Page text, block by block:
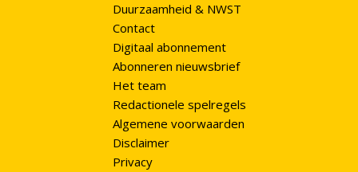
Duurzaamheid & NWST
Contact
Digitaal abonnement
Abonneren nieuwsbrief
Het team
Redactionele spelregels
Algemene voorwaarden
Disclaimer
Privacy